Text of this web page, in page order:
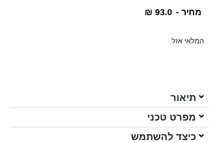
מחיר - ₪ 93.0
המלאי אזל
תיאור
מפרט טכני
כיצד להשתמש